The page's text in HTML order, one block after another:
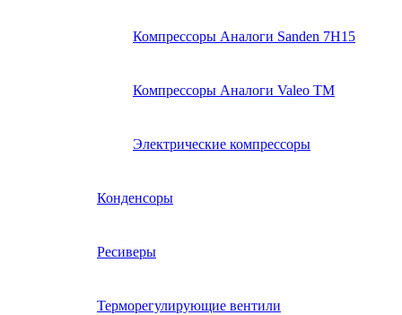
Компрессоры Аналоги Sanden 7H15
Компрессоры Аналоги Valeo ТМ
Электрические компрессоры
Конденсоры
Ресиверы
Терморегулирующие вентили